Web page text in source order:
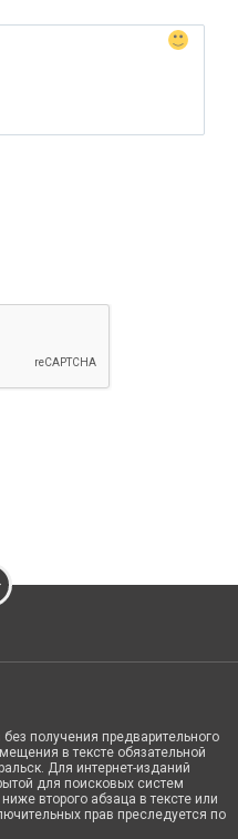
получения предварительного
в тексте обязательной
Для интернет-изданий
для поисковых систем
второго абзаца в тексте или
прав преследуется по